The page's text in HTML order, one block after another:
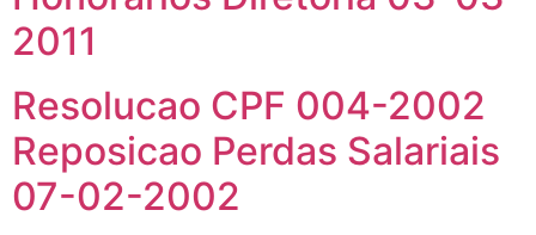
2011
Resolucao CPF 004-2002
Reposicao Perdas Salariais
07-02-2002